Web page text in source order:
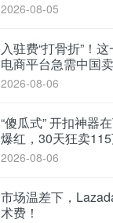
2026-08-05
入驻费“打骨折”！
电商平台急需中国
2026-08-06
“傻瓜式” 开扣神器
爆红，30天狂卖115
2026-08-06
市场温差下，
术费！